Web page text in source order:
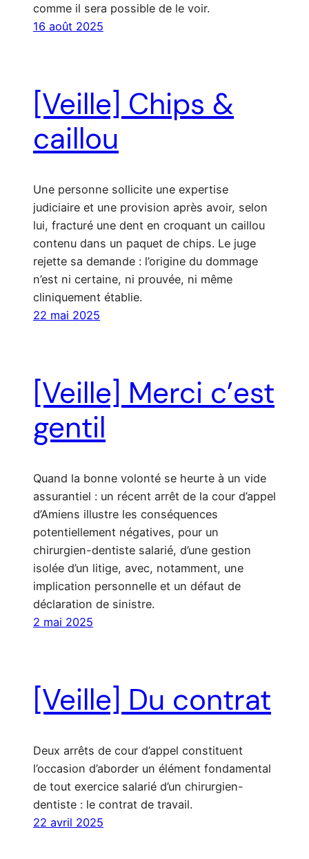
comme il sera possible de le voir.
16 août 2025
[Veille] Chips &
caillou
Une personne sollicite une expertise
judiciaire et une provision après avoir, selon
lui, fracturé une dent en croquant un caillou
contenu dans un paquet de chips. Le juge
rejette sa demande : l’origine du dommage
n’est ni certaine, ni prouvée, ni même
cliniquement établie.
22 mai 2025
[Veille] Merci c’est
gentil
Quand la bonne volonté se heurte à un vide
assurantiel : un récent arrêt de la cour d’appel
d’Amiens illustre les conséquences
potentiellement négatives, pour un
chirurgien-dentiste salarié, d’une gestion
isolée d’un litige, avec, notamment, une
implication personnelle et un défaut de
déclaration de sinistre.
2 mai 2025
[Veille] Du contrat
Deux arrêts de cour d’appel constituent
l’occasion d’aborder un élément fondamental
de tout exercice salarié d’un chirurgien-
dentiste : le contrat de travail.
22 avril 2025